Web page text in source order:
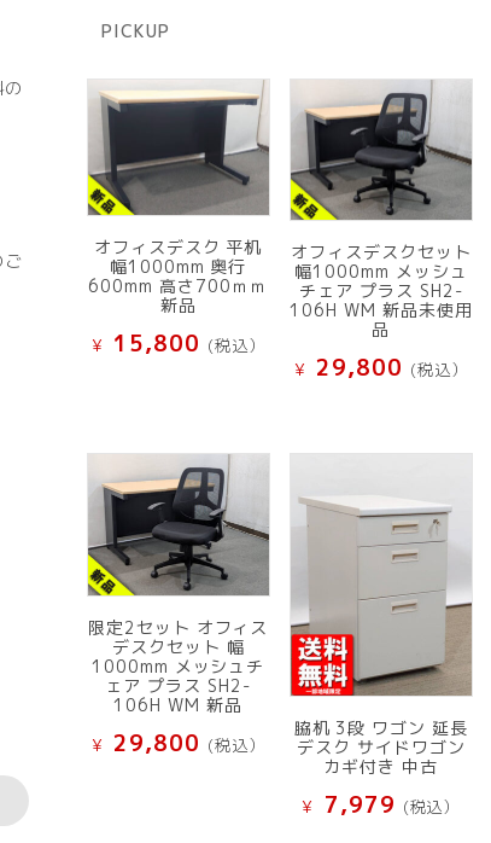
PICKUP
オフィスデスク 平机
幅1000mm 奥行
600mm 高さ700ｍｍ
新品
¥ 15,800 (税込）
オフィスデスクセット
幅1000mm メッシュ
チェア プラス SH2-
106H WM 新品未使用
品
¥ 29,800 (税込）
限定2セット オフィス
デスクセット 幅
1000mm メッシュチ
ェア プラス SH2-
106H WM 新品
¥ 29,800 (税込）
脇机 3段 ワゴン 延長
デスク サイドワゴン
カギ付き 中古
¥ 7,979 (税込）